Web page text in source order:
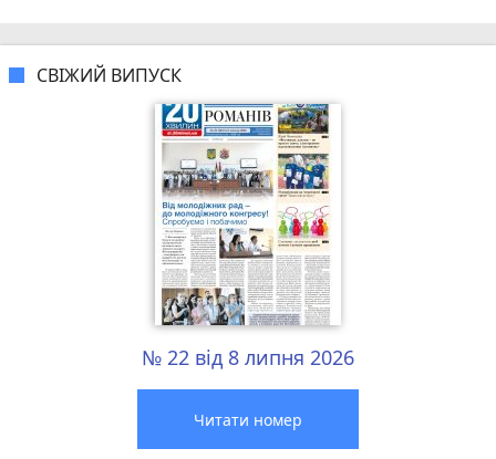
СВІЖИЙ ВИПУСК
№ 22 від 8 липня 2026
Читати номер